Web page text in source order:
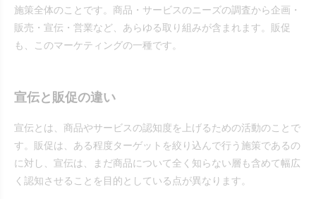
施策全体のことです。商品・サービスのニーズの調査から企画・
販売・宣伝・営業など、あらゆる取り組みが含まれます。販促
も、このマーケティングの一種です。
宣伝と販促の違い
宣伝とは、商品やサービスの認知度を上げるための活動のことで
す。販促は、ある程度ターゲットを絞り込んで行う施策であるの
に対し、宣伝は、まだ商品について全く知らない層も含めて幅広
く認知させることを目的としている点が異なります。